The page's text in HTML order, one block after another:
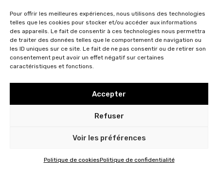
Pour offrir les meilleures expériences, nous utilisons des technologies
telles que les cookies pour stocker et/ou accéder aux informations
des appareils. Le fait de consentir à ces technologies nous permettra
de traiter des données telles que le comportement de navigation ou
les ID uniques sur ce site. Le fait de ne pas consentir ou de retirer son
consentement peut avoir un effet négatif sur certaines
caractéristiques et fonctions.
Accepter
Refuser
Voir les préférences
Politique de cookiesPolitique de confidentialité